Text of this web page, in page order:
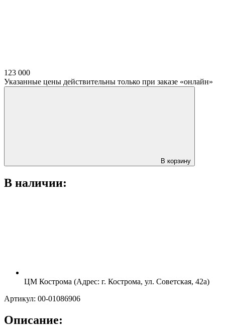
123 000
Указанные цены действительны только при заказе «онлайн»
В корзину
В наличии:
ЦМ Кострома (Адрес: г. Кострома, ул. Советская, 42а)
Артикул: 00-01086906
Описание: